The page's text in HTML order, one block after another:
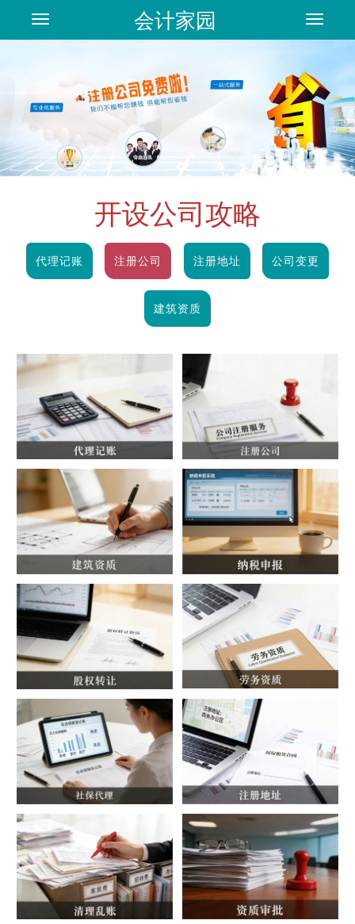
Toggle
Toggle
navigation
会计家园
开设公司攻略
代理记账 注册公司 注册地址 公司变更
建筑资质